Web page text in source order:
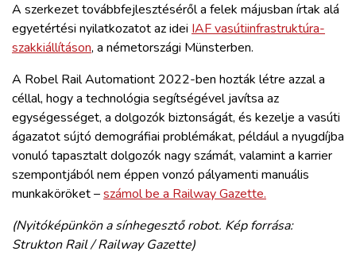
A szerkezet továbbfejlesztéséről a felek májusban írtak alá
egyetértési nyilatkozatot az idei IAF vasútiinfrastruktúra-
szakkiállításon, a németországi Münsterben.
A Robel Rail Automationt 2022-ben hozták létre azzal a
céllal, hogy a technológia segítségével javítsa az
egységességet, a dolgozók biztonságát, és kezelje a vasúti
ágazatot sújtó demográfiai problémákat, például a nyugdíjba
vonuló tapasztalt dolgozók nagy számát, valamint a karrier
szempontjából nem éppen vonzó pályamenti manuális
munkaköröket –számol be a Railway Gazette.
(Nyitóképünkön a sínhegesztő robot. Kép forrása:
Strukton Rail / Railway Gazette)